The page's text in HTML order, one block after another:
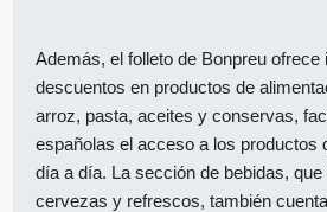
Además, el folleto de Bonpreu ofrece
descuentos en productos de
arroz, pasta, aceites y conservas,
españolas el acceso a los productos
día a día. La sección de bebidas,
cervezas y refrescos, también